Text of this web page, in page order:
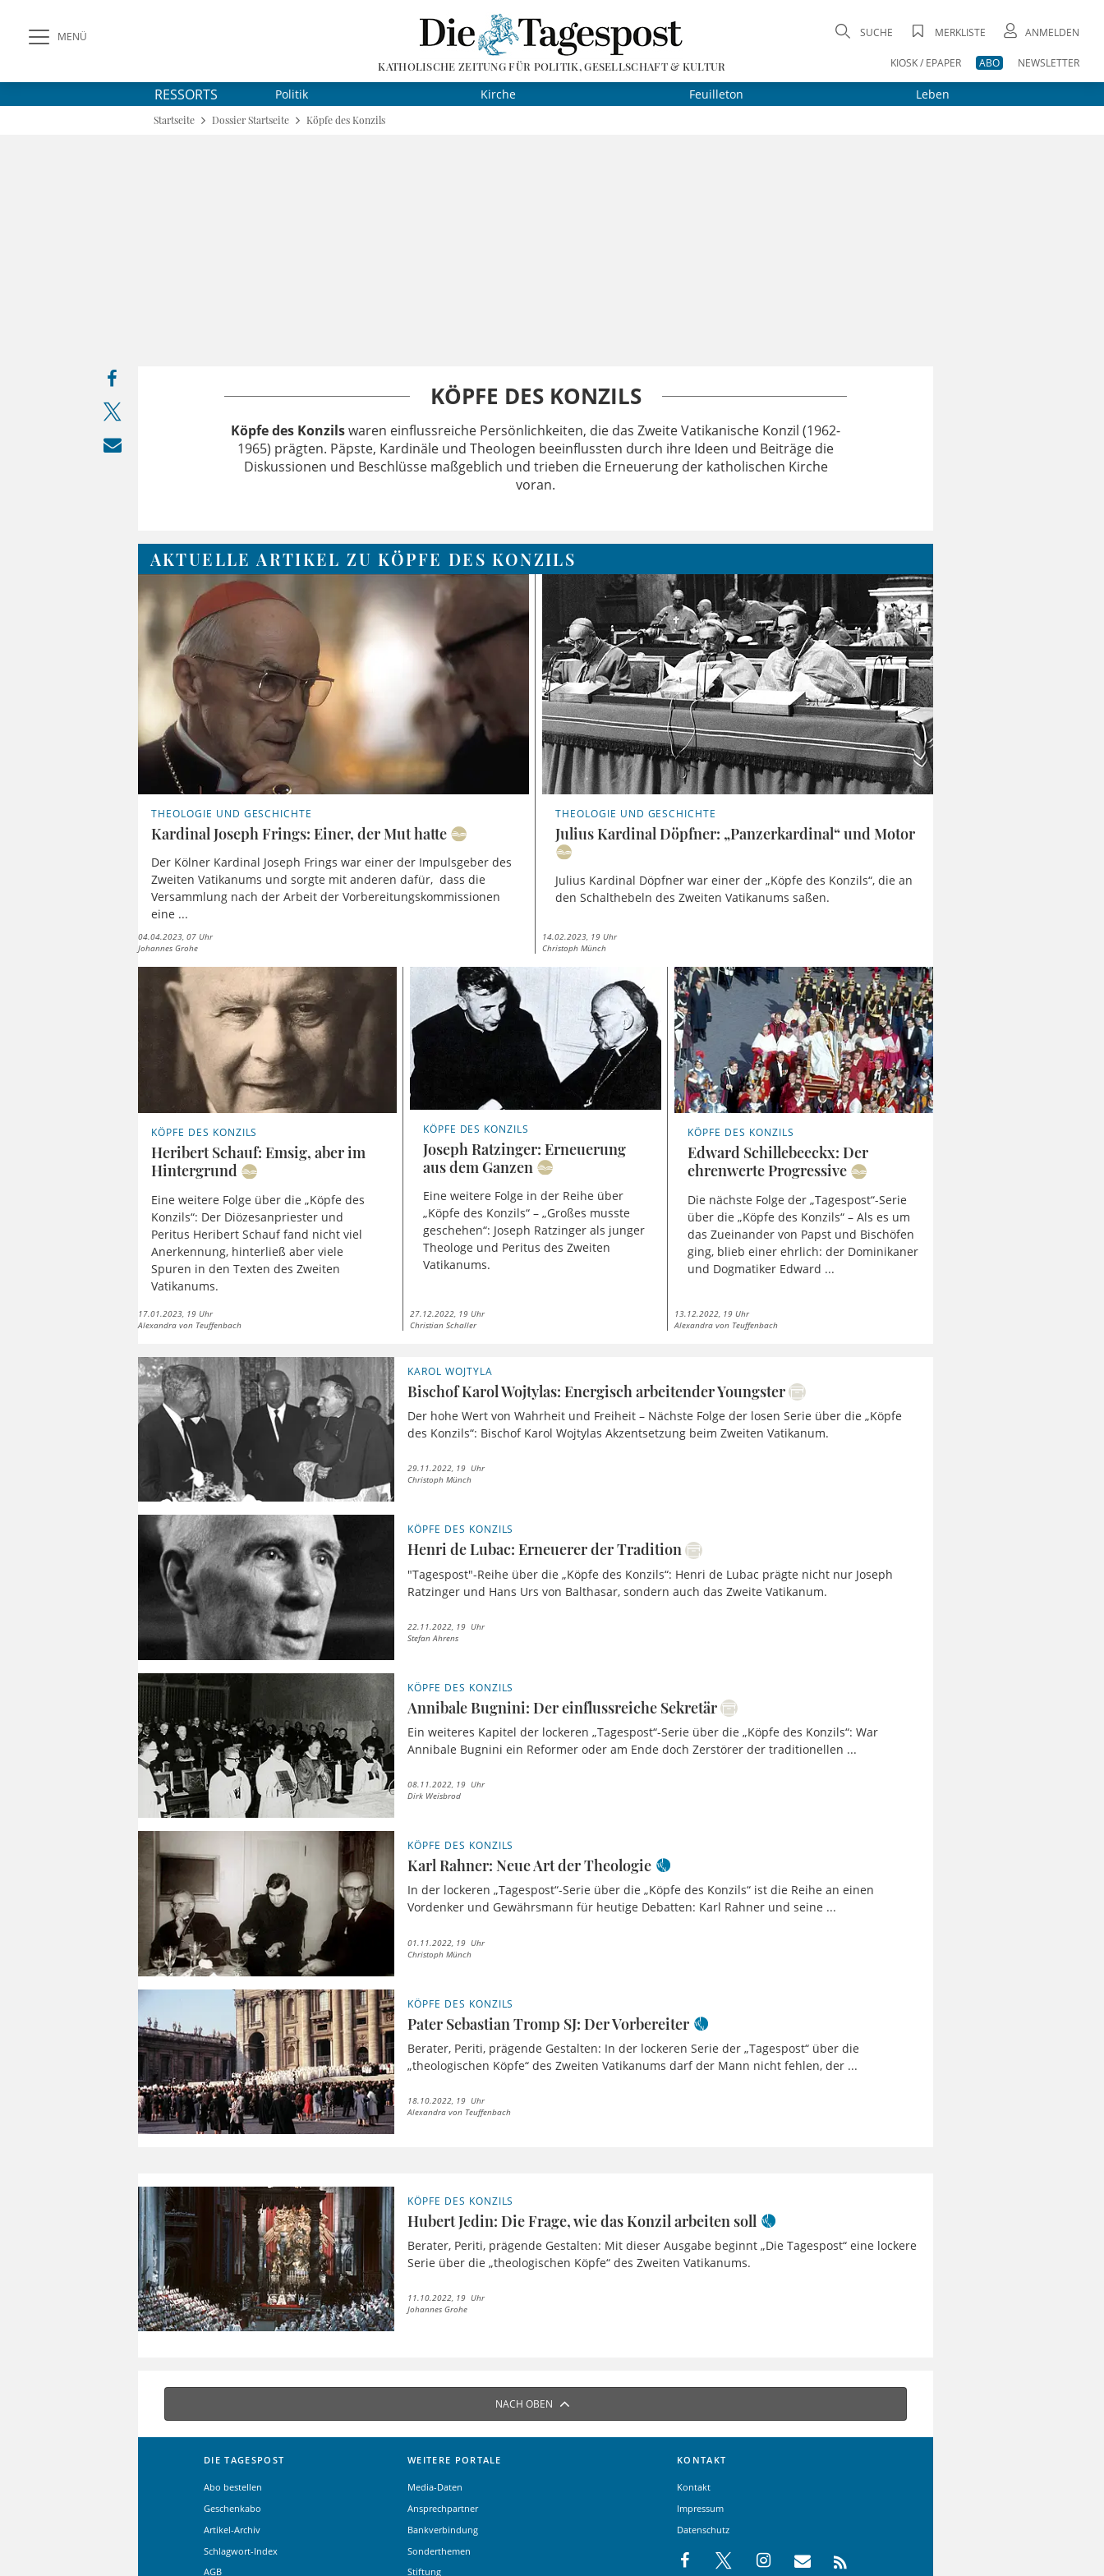
MENÜ
KATHOLISCHE ZEITUNG FÜR POLITIK, GESELLSCHAFT & KULTUR
SUCHE MERKLISTE ANMELDEN
KIOSK / EPAPER ABO NEWSLETTER
RESSORTS Politik Kirche Feuilleton Leben
Startseite Dossier Startseite Köpfe des Konzils
KÖPFE DES KONZILS
Köpfe des Konzilswaren einflussreiche Persönlichkeiten, die das Zweite Vatikanische Konzil (1962-
1965) prägten. Päpste, Kardinäle und Theologen beeinflussten durch ihre Ideen und Beiträge die
Diskussionen und Beschlüsse maßgeblich und trieben die Erneuerung der katholischen Kirche
voran.
AKTUELLE ARTIKEL ZU KÖPFE DES KONZILS
THEOLOGIE UND GESCHICHTE
Kardinal Joseph Frings: Einer, der Mut hatte
Der Kölner Kardinal Joseph Frings war einer der Impulsgeber des
Zweiten Vatikanums und sorgte mit anderen dafür, dass die
Versammlung nach der Arbeit der Vorbereitungskommissionen
eine ...
04.04.2023, 07 Uhr
Johannes Grohe
THEOLOGIE UND GESCHICHTE
Julius Kardinal Döpfner: „Panzerkardinal“ und Motor
Julius Kardinal Döpfner war einer der „Köpfe des Konzils“, die an
den Schalthebeln des Zweiten Vatikanums saßen.
14.02.2023, 19 Uhr
Christoph Münch
KÖPFE DES KONZILS
Heribert Schauf: Emsig, aber im
Hintergrund
Eine weitere Folge über die „Köpfe des
Konzils“: Der Diözesanpriester und
Peritus Heribert Schauf fand nicht viel
Anerkennung, hinterließ aber viele
Spuren in den Texten des Zweiten
Vatikanums.
17.01.2023, 19 Uhr
Alexandra von Teuffenbach
KÖPFE DES KONZILS
Joseph Ratzinger: Erneuerung
aus dem Ganzen
Eine weitere Folge in der Reihe über
„Köpfe des Konzils“ – „Großes musste
geschehen“: Joseph Ratzinger als junger
Theologe und Peritus des Zweiten
Vatikanums.
27.12.2022, 19 Uhr
Christian Schaller
KÖPFE DES KONZILS
Edward Schillebeeckx: Der
ehrenwerte Progressive
Die nächste Folge der „Tagespost“-Serie
über die „Köpfe des Konzils“ – Als es um
das Zueinander von Papst und Bischöfen
ging, blieb einer ehrlich: der Dominikaner
und Dogmatiker Edward ...
13.12.2022, 19 Uhr
Alexandra von Teuffenbach
KAROL WOJTYLA
Bischof Karol Wojtylas: Energisch arbeitender Youngster
Der hohe Wert von Wahrheit und Freiheit – Nächste Folge der losen Serie über die „Köpfe
des Konzils“: Bischof Karol Wojtylas Akzentsetzung beim Zweiten Vatikanum.
29.11.2022, 19 Uhr
Christoph Münch
KÖPFE DES KONZILS
Henri de Lubac: Erneuerer der Tradition
"Tagespost"-Reihe über die „Köpfe des Konzils“: Henri de Lubac prägte nicht nur Joseph
Ratzinger und Hans Urs von Balthasar, sondern auch das Zweite Vatikanum.
22.11.2022, 19 Uhr
Stefan Ahrens
KÖPFE DES KONZILS
Annibale Bugnini: Der einflussreiche Sekretär
Ein weiteres Kapitel der lockeren „Tagespost“-Serie über die „Köpfe des Konzils“: War
Annibale Bugnini ein Reformer oder am Ende doch Zerstörer der traditionellen ...
08.11.2022, 19 Uhr
Dirk Weisbrod
KÖPFE DES KONZILS
Karl Rahner: Neue Art der Theologie
In der lockeren „Tagespost“-Serie über die „Köpfe des Konzils“ ist die Reihe an einen
Vordenker und Gewährsmann für heutige Debatten: Karl Rahner und seine ...
01.11.2022, 19 Uhr
Christoph Münch
KÖPFE DES KONZILS
Pater Sebastian Tromp SJ: Der Vorbereiter
Berater, Periti, prägende Gestalten: In der lockeren Serie der „Tagespost“ über die
„theologischen Köpfe“ des Zweiten Vatikanums darf der Mann nicht fehlen, der ...
18.10.2022, 19 Uhr
Alexandra von Teuffenbach
KÖPFE DES KONZILS
Hubert Jedin: Die Frage, wie das Konzil arbeiten soll
Berater, Periti, prägende Gestalten: Mit dieser Ausgabe beginnt „Die Tagespost“ eine lockere
Serie über die „theologischen Köpfe“ des Zweiten Vatikanums.
11.10.2022, 19 Uhr
Johannes Grohe
NACH OBEN
DIE TAGESPOST
Abo bestellen
Geschenkabo
Artikel-Archiv
Schlagwort-Index
AGB
WEITERE PORTALE
Media-Daten
Ansprechpartner
Bankverbindung
Sonderthemen
Stiftung
KONTAKT
Kontakt
Impressum
Datenschutz